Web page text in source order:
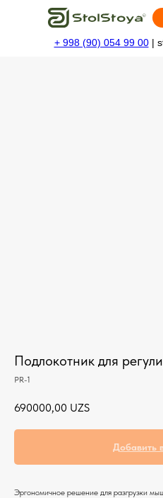
+ 998 (90) 054 99 00|
Подлокотник для
PR-1
690000,00 UZS
Добавить
Эргономичное решение для разгрузки